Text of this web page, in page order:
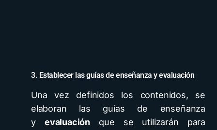
3. Establecer las guías de enseñanza y evaluación
Una vez definidos los contenidos, se
elaboran las guías de enseñanza
y evaluación que se utilizarán para